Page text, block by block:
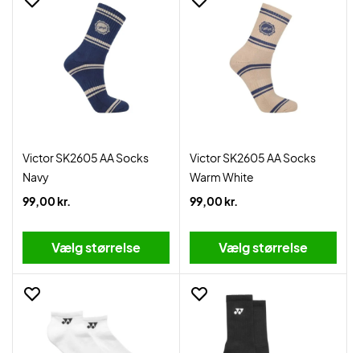
Victor SK2605 AA Socks
Navy
99,00 kr.
Vælg størrelse
Victor SK2605 AA Socks
Warm White
99,00 kr.
Vælg størrelse